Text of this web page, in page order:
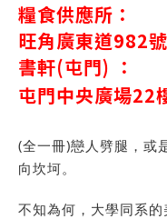
糧食供應所：
旺角廣東道982
書軒(屯門) ：
屯門中央廣場22
(全一冊)戀人劈腿，或
向坎坷。
不知為何，大學同系